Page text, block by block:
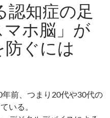
認知症の足
ホ脳」が
ぐには
年前、つまり20代や30代の
いる。